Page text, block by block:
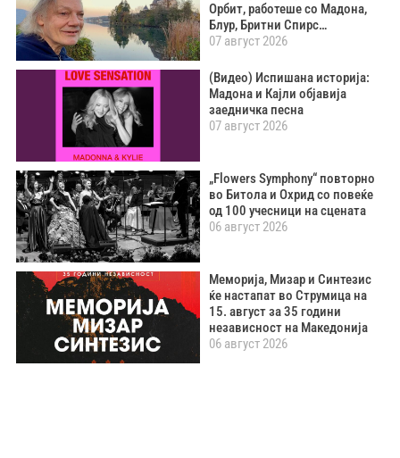
Орбит, работеше со Мадона,
Блур, Бритни Спирс…
07 август 2026
(Видео) Испишана историја:
Мадона и Кајли објавија
заедничка песна
07 август 2026
„Flowers Symphony“ повторно
во Битола и Охрид со повеќе
од 100 учесници на сцената
06 август 2026
Меморија, Мизар и Синтезис
ќе настапат во Струмица на
15. август за 35 години
независност на Македонија
06 август 2026